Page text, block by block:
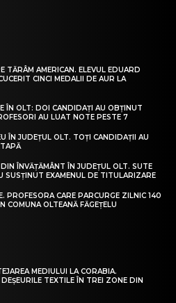
TĂRÂM AMERICAN. ELEVUL EDUARD
CINCI MEDALII DE AUR LA
ÎN OLT: DOI CANDIDAȚI AU OBȚINUT
AU LUAT NOTE PESTE 7
ÎN JUDEȚUL OLT. TOȚI CANDIDAȚII AU
ÎNVĂȚĂMÂNT ÎN JUDEȚUL OLT. SUTE
SUSȚINUT EXAMENUL DE TITULARIZARE
PROFESORA CARE PARCURGE ZILNIC 140
COMUNA OLTEANĂ FĂGEȚELU
MEDIULUI LA CORABIA.
TEXTILE ÎN TREI ZONE DIN